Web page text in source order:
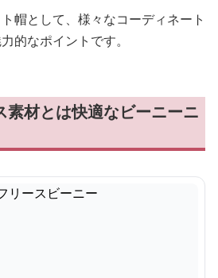
帽として、様々なコーディネート
的なポイントです。
素材とは快適なビーニーニ